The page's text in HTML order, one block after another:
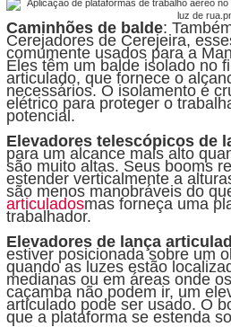
Caminhões de balde:
Cerejadores de Cerejeira,
comumente usados ​​para a
Eles têm um balde isolado no
articulado, que fornece o
necessários. O isolamento é
elétrico para proteger o
potencial.
Elevadores telescópicos de
para um alcance mais alto
são muito altas. Seus booms
estender verticalmente a
são menos manobráveis ​​do
articuladosmas forneça uma
trabalhador.
Elevadores de lança
estiver posicionada sobre um
quando as luzes estão
medianas ou em áreas onde
caçamba não podem ir, um
articulado pode ser usado. O
que a plataforma se estenda